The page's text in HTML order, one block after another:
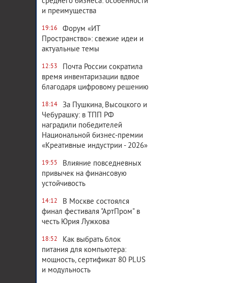
и преимущества
19:16
Форум «ИТ
Пространство»: свежие идеи и
актуальные темы
12:53
Почта России сократила
время инвентаризации вдвое
благодаря цифровому решению
18:14
За Пушкина, Высоцкого и
Чебурашку: в ТПП РФ
наградили победителей
Национальной бизнес-премии
«Креативные индустрии - 2026»
19:55
Влияние повседневных
привычек на финансовую
устойчивость
14:12
В Москве состоялся
финал фестиваля "АртПром" в
честь Юрия Лужкова
18:52
Как выбрать блок
питания для компьютера:
мощность, сертификат 80 PLUS
и модульность